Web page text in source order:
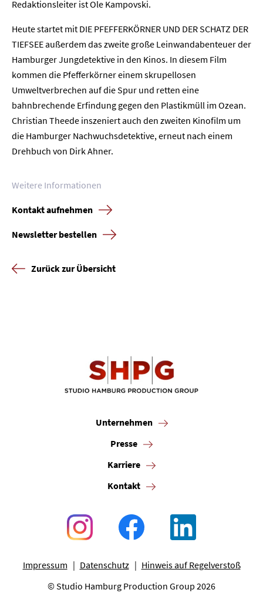
Redaktionsleiter ist Ole Kampovski.
Heute startet mit DIE PFEFFERKÖRNER UND DER SCHATZ DER
TIEFSEE außerdem das zweite große Leinwandabenteuer der
Hamburger Jungdetektive in den Kinos. In diesem Film
kommen die Pfefferkörner einem skrupellosen
Umweltverbrechen auf die Spur und retten eine
bahnbrechende Erfindung gegen den Plastikmüll im Ozean.
Christian Theede inszeniert auch den zweiten Kinofilm um
die Hamburger Nachwuchsdetektive, erneut nach einem
Drehbuch von Dirk Ahner.
Weitere Informationen
Kontakt aufnehmen
Newsletter bestellen
Zurück zur Übersicht
Unternehmen
Presse
Karriere
Kontakt
Impressum Datenschutz
Hinweis auf Regelverstoß
© Studio Hamburg Production Group 2026
Unternehmen
Presse
Karriere
Kontakt
Newsletter Datenschutz Impressum